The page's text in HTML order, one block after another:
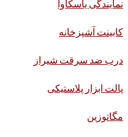
نمایندگی یاسکاوا
کابینت آشپزخانه
درب ضد سرقت شیراز
پالت ابزار پلاستیکی
مگاتوزین